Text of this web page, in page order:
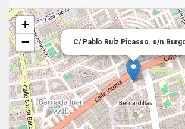
C/ Pablo Ruíz Picasso. s/
+
−